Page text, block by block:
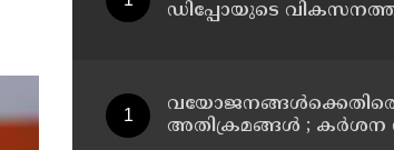
ഡിപ്പോയുടെ
അതിക്രമങ്ങൾ ; കർശന